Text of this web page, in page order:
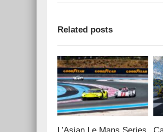
Related posts